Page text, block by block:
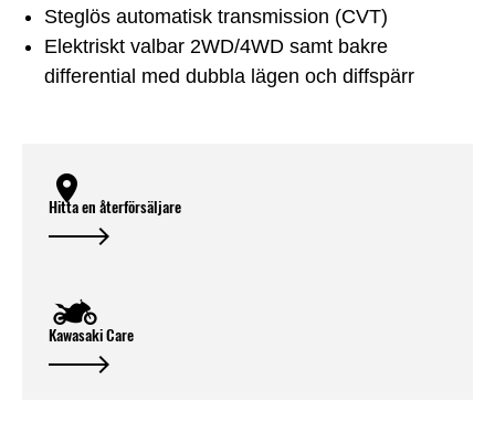
Steglös automatisk transmission (CVT)
Elektriskt valbar 2WD/4WD samt bakre
differential med dubbla lägen och diffspärr
Hitta en återförsäljare
Kawasaki Care